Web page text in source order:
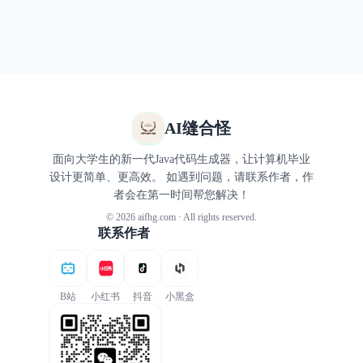
AI缝合怪
面向大学生的新一代Java代码生成器，让计算机毕业
设计更简单、更高效。 如遇到问题，请联系作者，作
者会在第一时间帮您解决！
© 2026 aifhg.com · All rights reserved.
联系作者
B站 小红书 抖音 小黑盒